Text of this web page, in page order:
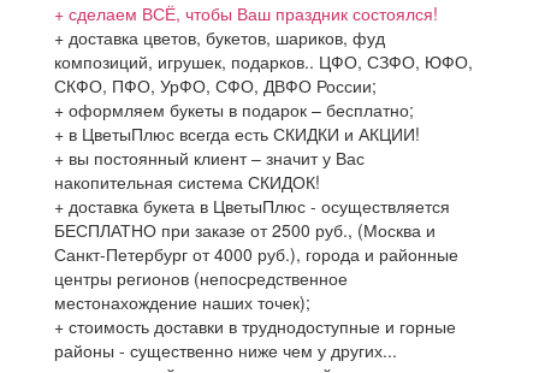
+ сделаем ВСЁ, чтобы Ваш праздник состоялся!
+ доставка цветов, букетов, шариков, фуд
композиций, игрушек, подарков.. ЦФО, СЗФО, ЮФО,
СКФО, ПФО, УрФО, СФО, ДВФО России;
+ оформляем букеты в подарок – бесплатно;
+ в ЦветыПлюс всегда есть СКИДКИ и АКЦИИ!
+ вы постоянный клиент – значит у Вас
накопительная система СКИДОК!
+ доставка букета в ЦветыПлюс - осуществляется
БЕСПЛАТНО при заказе от 2500 руб., (Москва и
Санкт-Петербург от 4000 руб.), города и районные
центры регионов (непосредственное
местонахождение наших точек);
+ стоимость доставки в труднодоступные и горные
районы - существенно ниже чем у других...